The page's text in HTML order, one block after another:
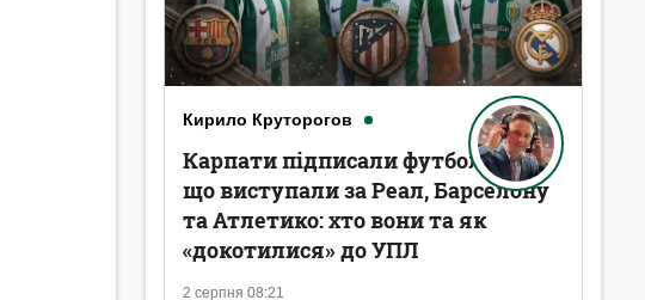
Кирило Круторогов
2 серпня 08:21
Карпати підписали футболістів,
що виступали за Реал, Барселону
та Атлетико: хто вони та як
«докотилися» до УПЛ